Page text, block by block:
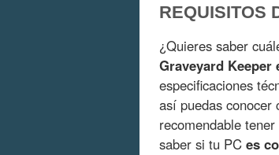
REQUISITOS
¿Quieres saber
Graveyard Keeper
especificaciones
así puedas conocer
recomendable
saber si tu PC es